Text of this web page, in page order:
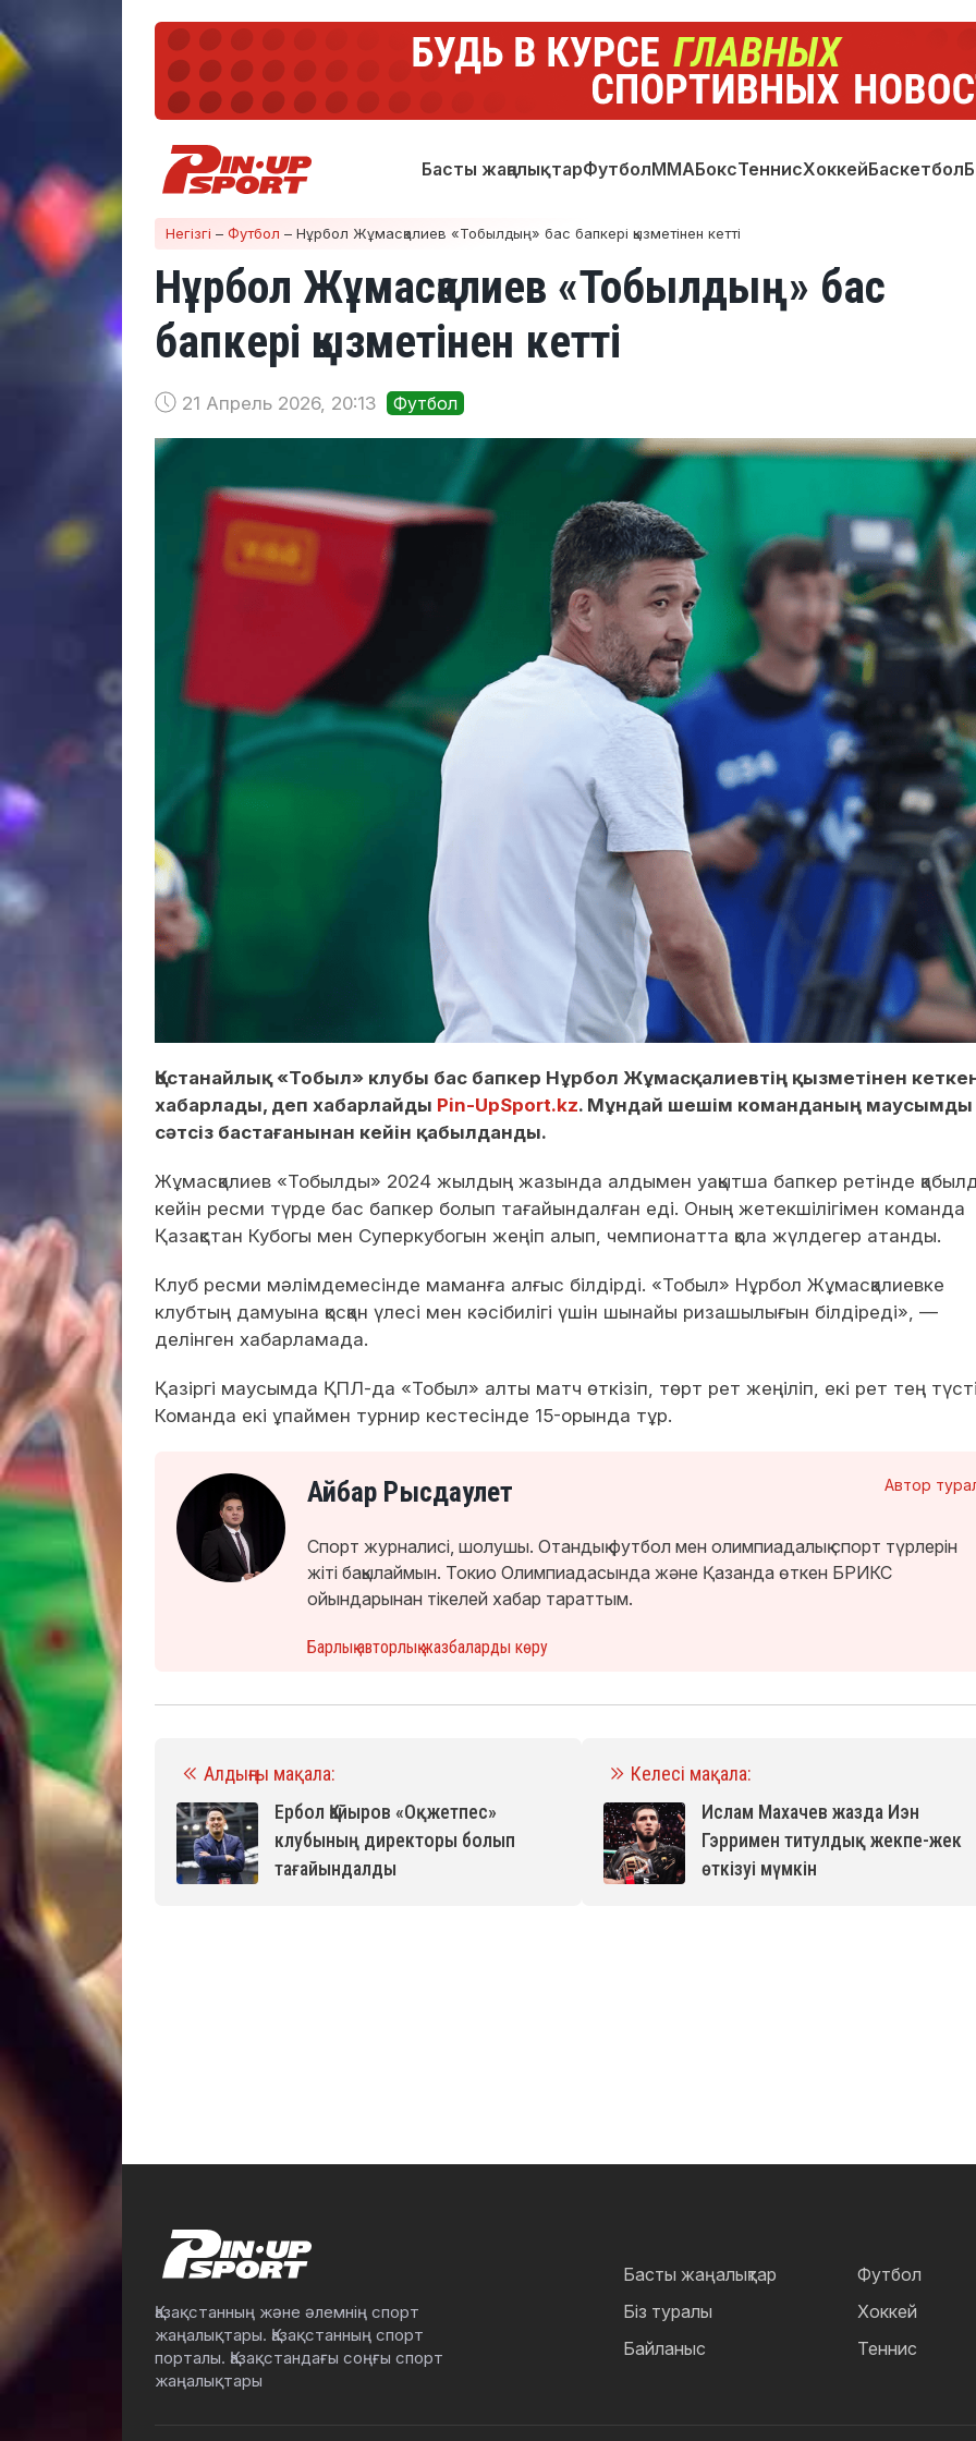
Басты жаңалықтарФутболММАБоксТеннисХоккейБаскетбол
Негізгі – Футбол – Нұрбол Жұмасқалиев «Тобылдың» бас бапкері қызметінен кетті
Нұрбол Жұмасқалиев «Тобылдың» бас
бапкері қызметінен кетті
21 Апрель 2026, 20:13 Футбол
Қостанайлық «Тобыл» клубы бас бапкер Нұрбол Жұмасқалиевтің қызметінен
хабарлады, деп хабарлайды Pin-UpSport.kz. Мұндай шешім команданың маусымды
сәтсіз бастағанынан кейін қабылданды.
Жұмасқалиев «Тобылды» 2024 жылдың жазында алдымен уақытша бапкер ретінде
кейін ресми түрде бас бапкер болып тағайындалған еді. Оның жетекшілігімен команда
Қазақстан Кубогы мен Суперкубогын жеңіп алып, чемпионатта қола жүлдегер атанды.
Клуб ресми мәлімдемесінде маманға алғыс білдірді. «Тобыл» Нұрбол Жұмасқалиевке
клубтың дамуына қосқан үлесі мен кәсібилігі үшін шынайы ризашылығын білдіреді», —
делінген хабарламада.
Қазіргі маусымда ҚПЛ-да «Тобыл» алты матч өткізіп, төрт рет жеңіліп, екі рет тең
Команда екі ұпаймен турнир кестесінде 15-орында тұр.
Автор
Айбар Рысдаулет
Спорт журналисі, шолушы. Отандық футбол мен олимпиадалық спорт түрлерін
жіті бақылаймын. Токио Олимпиадасында және Қазанда өткен БРИКС
ойындарынан тікелей хабар тараттым.
Барлық авторлық жазбаларды көру
Алдыңғы мақала:
Ербол Қайыров «Оқжетпес»
клубының директоры болып
тағайындалды
Келесі мақала:
Ислам Махачев жазда Иэн
Гэрримен титулдық жекпе-жек
өткізуі мүмкін
Қазақстанның және әлемнің спорт
жаңалықтары. Қазақстанның спорт
порталы. Қазақстандағы соңғы спорт
жаңалықтары
Басты жаңалықтар
Біз туралы
Байланыс
Футбол
Хоккей
Теннис